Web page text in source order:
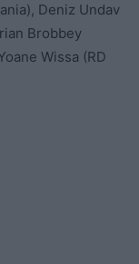
Deniz Undav
Brobbey
Wissa (RD